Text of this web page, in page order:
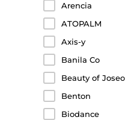
Arencia
ATOPALM
Axis-y
Banila Co
Beauty of
Benton
Biodance